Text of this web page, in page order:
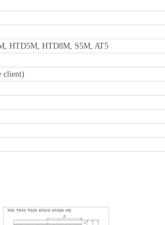
HTD5M, HTD8M, S5M, AT5
client)